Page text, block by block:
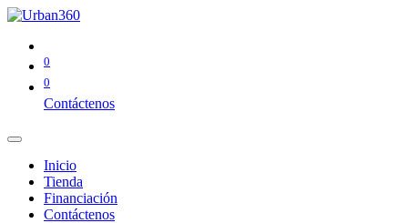
0
0
Contáctenos
Inicio
Tienda
Financiación
Contáctenos